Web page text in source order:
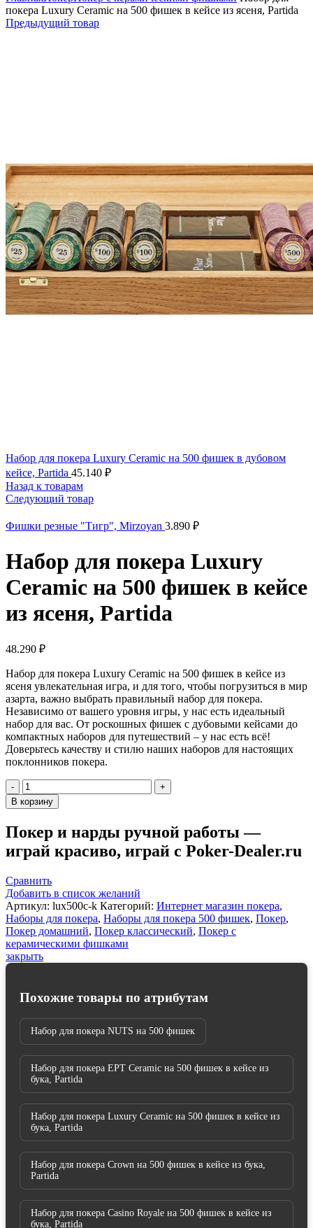
покера Luxury Ceramic на 500 фишек в кейсе из ясеня, Partida
Предыдущий товар
Набор для покера Luxury Ceramic на 500 фишек в дубовом
кейсе, Partida 45.140 ₽
Назад к товарам
Следующий товар
Фишки резные "Тигр", Mirzoyan 3.890 ₽
Набор для покера Luxury
Ceramic на 500 фишек в кейсе
из ясеня, Partida
48.290 ₽
Набор для покера Luxury Ceramic на 500 фишек в кейсе из
ясеня увлекательная игра, и для того, чтобы погрузиться в мир
азарта, важно выбрать правильный набор для покера.
Независимо от вашего уровня игры, у нас есть идеальный
набор для вас. От роскошных фишек с дубовыми кейсами до
компактных наборов для путешествий – у нас есть всё!
Доверьтесь качеству и стилю наших наборов для настоящих
поклонников покера.
Количество
товара
Набор
покера
Luxury
Ceramic
500
фишек
в
кейсе
из
ясеня,
Partida
В корзину
Покер и нарды ручной работы —
играй красиво, играй с Poker-Dealer.ru
Сравнить
Добавить в список желаний
Артикул: lux500c-k Категорий: Интернет магазин покера,
Наборы для покера, Наборы для покера 500 фишек, Покер,
Покер домашний, Покер классический, Покер с
керамическими фишками
закрыть
Похожие товары по атрибутам
Набор для покера NUTS на 500 фишек
Набор для покера EPT Ceramic на 500 фишек в кейсе из
бука, Partida
Набор для покера Luxury Ceramic на 500 фишек в кейсе из
бука, Partida
Набор для покера Crown на 500 фишек в кейсе из бука,
Partida
Набор для покера Casino Royale на 500 фишек в кейсе из
бука, Partida